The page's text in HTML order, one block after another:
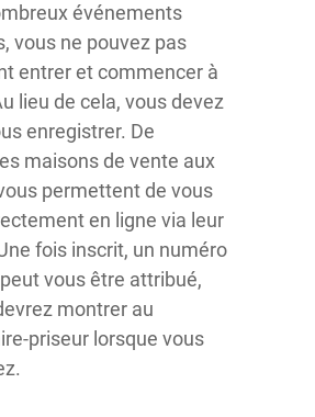
événements
vous ne pouvez pas
entrer et commencer à
lieu de cela, vous devez
enregistrer. De
maisons de vente aux
permettent de vous
en ligne via leur
fois inscrit, un numéro
peut vous être attribué,
montrer au
priseur lorsque vous